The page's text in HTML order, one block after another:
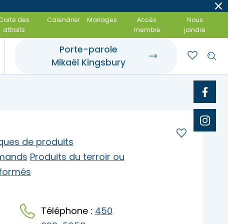
des
attraits
Calendrier Mariages
Accès
membre
Nous
joindre
familiales
Porte-parole
Mikaël Kingsbury
de produits
Produits du terroir ou
Téléphone : 450